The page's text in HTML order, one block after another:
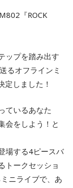
『ROCK
ップを踏み出す
るオフラインミ
しました！
ているあなた
会をしよう！と
場する4ピースバ
トークセッショ
ニライブで、あ